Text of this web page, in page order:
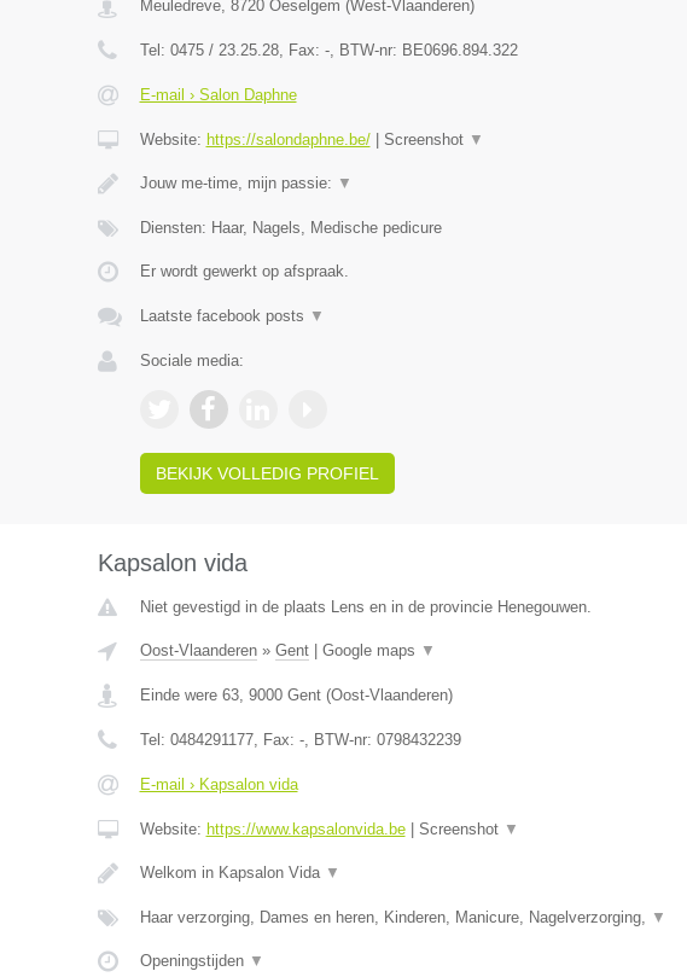
Meuledreve, 8720 Oeselgem (West-Vlaanderen)
Tel: 0475 / 23.25.28, Fax: -, BTW-nr: BE0696.894.322
E-mail › Salon Daphne
Website: https://salondaphne.be/| Screenshot ▼
Jouw me-time, mijn passie: ▼
Diensten: Haar, Nagels, Medische pedicure
Er wordt gewerkt op afspraak.
Laatste facebook posts ▼
Sociale media:
BEKIJK VOLLEDIG PROFIEL
Kapsalon vida
Niet gevestigd in de plaats Lens en in de provincie Henegouwen.
Oost-Vlaanderen» Gent| Google maps ▼
Einde were 63, 9000 Gent(Oost-Vlaanderen)
Tel: 0484291177, Fax: -, BTW-nr: 0798432239
E-mail › Kapsalon vida
Website: https://www.kapsalonvida.be| Screenshot ▼
Welkom in Kapsalon Vida ▼
Haar verzorging, Dames en heren, Kinderen, Manicure, Nagelverzorging, ▼
Openingstijden ▼